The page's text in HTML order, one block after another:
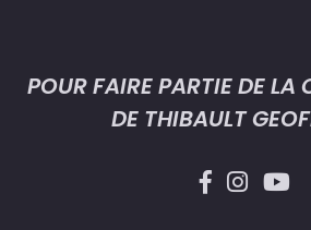
POUR FAIRE PARTIE DE
DE THIBAULT